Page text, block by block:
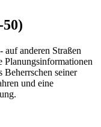
anderen Straßen
Planungsinformationen
seiner
und eine